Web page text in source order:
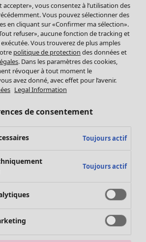
Sjödén
- jusqu'à -70
accepter», vous consentez à l’utilisation des
Vous pouvez sélectionner des
en cliquant sur «Confirmer ma sélection».
refuser», aucune fonction de tracking et
Vous trouverez de plus amples
politique de protection des données et
. Dans les paramètres des cookies,
révoquer à tout moment le
avez donné, avec effet pour l’avenir.
Legal Information
de consentement
Toujours actif
Toujours actif